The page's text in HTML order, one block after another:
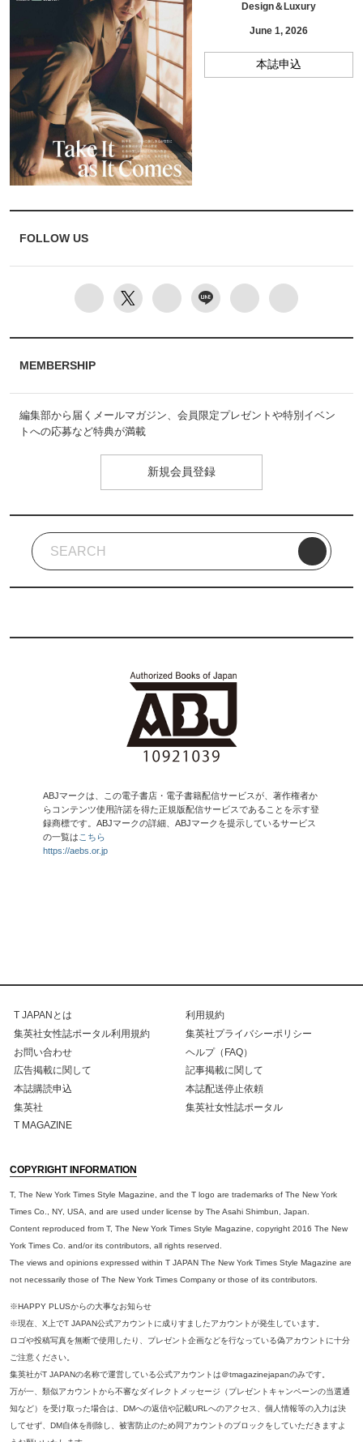
Design＆Luxury
June 1, 2026
本誌申込
FOLLOW US
MEMBERSHIP
編集部から届くメールマガジン、会員限定プレゼントや特別イベン
トへの応募など特典が満載
新規会員登録
ABJマークは、この電子書店・電子書籍配信サービスが、著作権者か
らコンテンツ使用許諾を得た正規版配信サービスであることを示す登
録商標です。ABJマークの詳細、ABJマークを提示しているサービス
の一覧はこちら
https://aebs.or.jp
T JAPANとは
利用規約
集英社女性誌ポータル利用規約
集英社プライバシーポリシー
お問い合わせ
ヘルプ（FAQ）
広告掲載に関して
記事掲載に関して
本誌購読申込
本誌配送停止依頼
集英社
集英社女性誌ポータル
T MAGAZINE
COPYRIGHT INFORMATION
T, The New York Times Style Magazine, and the T logo are trademarks of The New York
Times Co., NY, USA, and are used under license by The Asahi Shimbun, Japan.
Content reproduced from T, The New York Times Style Magazine, copyright 2016 The New
York Times Co. and/or its contributors, all rights reserved.
The views and opinions expressed within T JAPAN The New York Times Style Magazine are
not necessarily those of The New York Times Company or those of its contributors.
※HAPPY PLUSからの大事なお知らせ
※現在、X上でT JAPAN公式アカウントに成りすましたアカウントが発生しています。
ロゴや投稿写真を無断で使用したり、プレゼント企画などを行なっている偽アカウントに十分
ご注意ください。
集英社がT JAPANの名称で運営している公式アカウントは＠tmagazinejapanのみです。
万が一、類似アカウントから不審なダイレクトメッセージ（プレゼントキャンペーンの当選通
知など）を受け取った場合は、DMへの返信や記載URLへのアクセス、個人情報等の入力は決
してせず、DM自体を削除し、被害防止のため同アカウントのブロックをしていただきますよ